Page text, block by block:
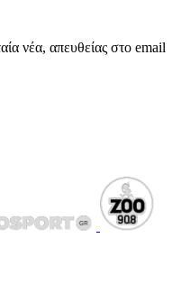
νέα, απευθείας στο email